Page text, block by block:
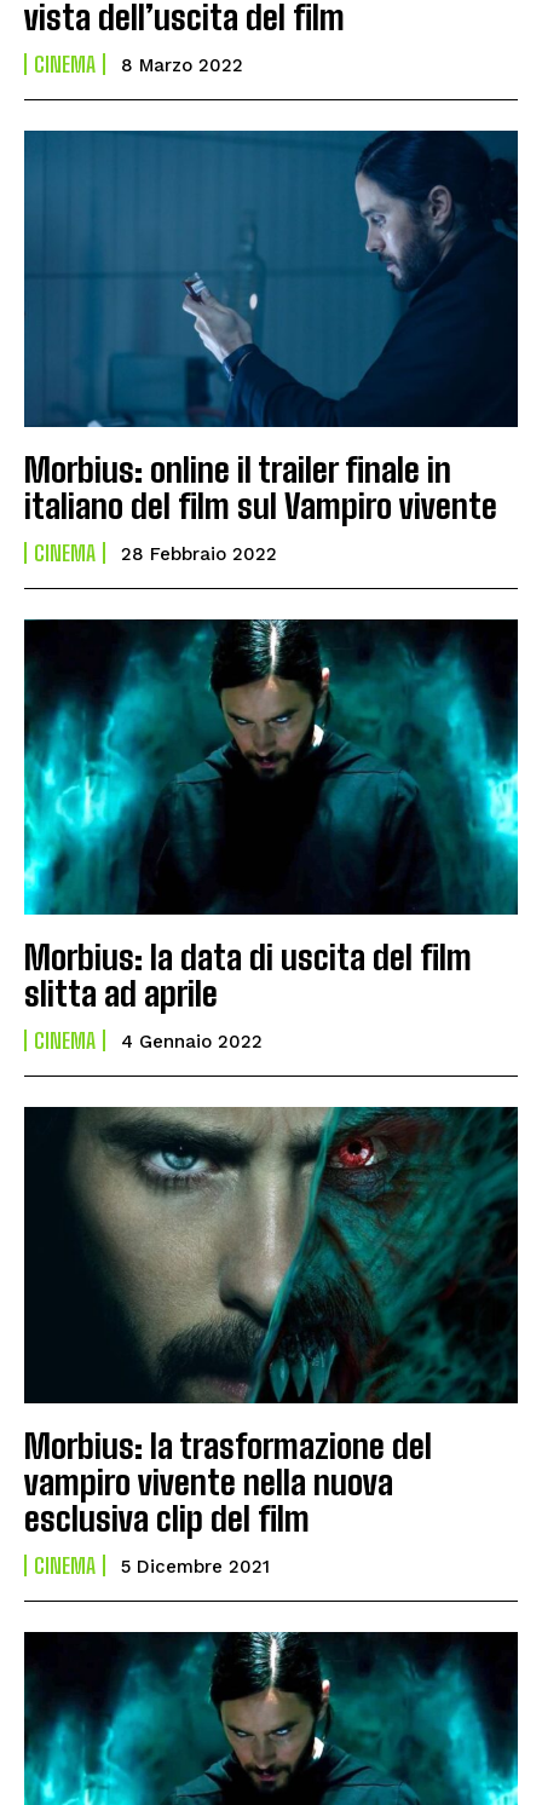
vista dell’uscita del film
CINEMA 8 Marzo 2022
Morbius: online il trailer finale in
italiano del film sul Vampiro vivente
CINEMA 28 Febbraio 2022
Morbius: la data di uscita del film
slitta ad aprile
CINEMA 4 Gennaio 2022
Morbius: la trasformazione del
vampiro vivente nella nuova
esclusiva clip del film
CINEMA 5 Dicembre 2021